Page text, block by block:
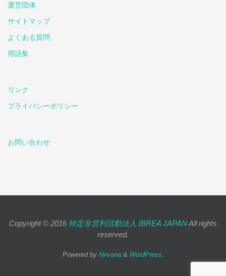
運営団体
サイトマップ
よくある質問
用語集
リンク
プライバシーポリシー
お問い合わせ
Copyright © 2016 特定非営利活動法人 IBREA JAPANAll rights
reserved.
Powered by Nirvana& WordPress.